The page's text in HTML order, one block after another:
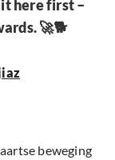
here first –
🚀🐕
beweging